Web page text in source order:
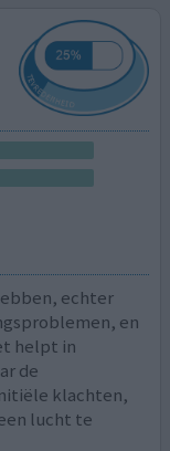
echter
en
helpt in
de
klachten,
lucht te